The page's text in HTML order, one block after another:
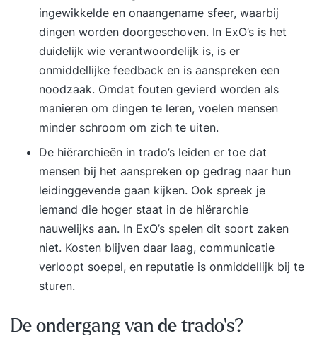
ingewikkelde en onaangename sfeer, waarbij
dingen worden doorgeschoven. In ExO’s is het
duidelijk wie verantwoordelijk is, is er
onmiddellijke feedback en is aanspreken een
noodzaak. Omdat fouten gevierd worden als
manieren om dingen te leren, voelen mensen
minder schroom om zich te uiten.
De hiërarchieën in trado’s leiden er toe dat
mensen bij het aanspreken op gedrag naar hun
leidinggevende gaan kijken. Ook spreek je
iemand die hoger staat in de hiërarchie
nauwelijks aan. In ExO’s spelen dit soort zaken
niet. Kosten blijven daar laag, communicatie
verloopt soepel, en reputatie is onmiddellijk bij te
sturen.
De ondergang van de trado’s?